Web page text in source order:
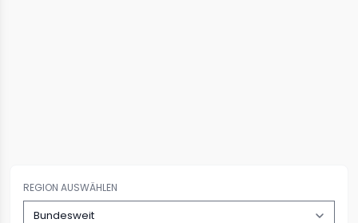
REGION AUSWÄHLEN